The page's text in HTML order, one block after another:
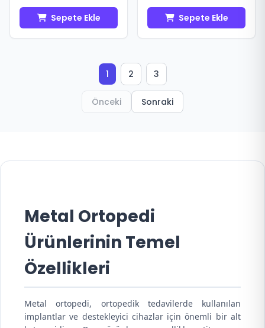
Sepete Ekle Sepete Ekle
1 2 3
Önceki Sonraki
Metal Ortopedi
Ürünlerinin Temel
Özellikleri
Metal ortopedi, ortopedik tedavilerde kullanılan
implantlar ve destekleyici cihazlar için önemli bir alt